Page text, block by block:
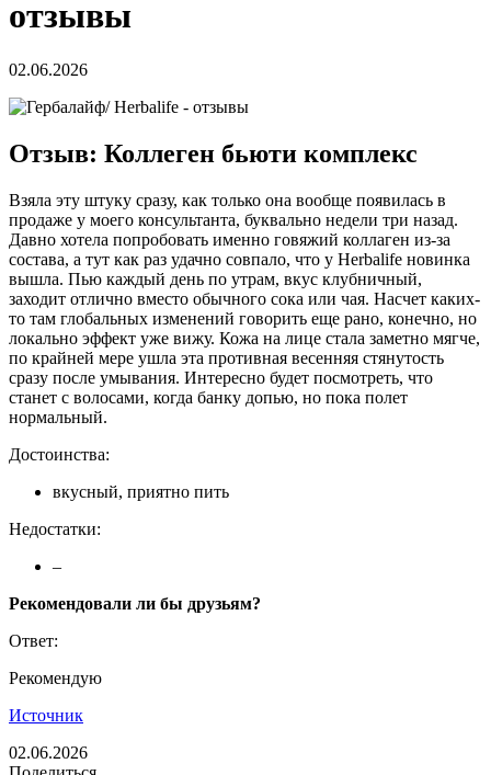
отзывы
02.06.2026
Отзыв: Коллеген бьюти комплекс
Взяла эту штуку сразу, как только она вообще появилась в
продаже у моего консультанта, буквально недели три назад.
Давно хотела попробовать именно говяжий коллаген из-за
состава, а тут как раз удачно совпало, что у Herbalife новинка
вышла. Пью каждый день по утрам, вкус клубничный,
заходит отлично вместо обычного сока или чая. Насчет каких-
то там глобальных изменений говорить еще рано, конечно, но
локально эффект уже вижу. Кожа на лице стала заметно мягче,
по крайней мере ушла эта противная весенняя стянутость
сразу после умывания. Интересно будет посмотреть, что
станет с волосами, когда банку допью, но пока полет
нормальный.
Достоинства:
вкусный, приятно пить
Недостатки:
–
Рекомендовали ли бы друзьям?
Ответ:
Рекомендую
Источник
02.06.2026